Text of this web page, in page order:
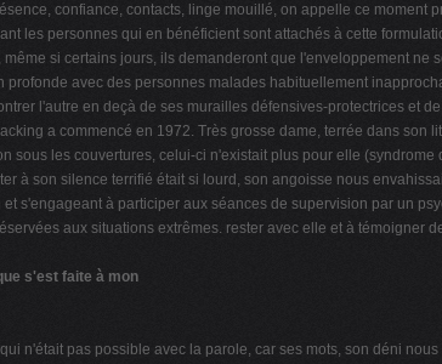
confiance, contacts, linge mouillé, on appelle ce moment
les personnes qui en bénéficient sont attachés à cette
si certains jours, ils demanderont que l'enveloppement ne
avec des personnes malades habituellement
l'autre en deçà de ses murailles défensives-protectrices et
a commencé en 1972. Très grosse dame, terrée dans son
les couvertures, celui-ci n'existait plus pour elle (syndrome
à son silence terrifié était si lourd, son angoisse nous
s'engageant à participer aux séances de supervision par un
aux situations extrêmes. rester avec elle et à témoigner
s'est faite à mon
n'était pas possible avec la parole, car ses mots, son déni